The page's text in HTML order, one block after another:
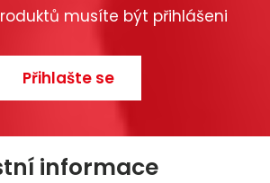
musíte být přihlášeni
Přihlašte se
informace